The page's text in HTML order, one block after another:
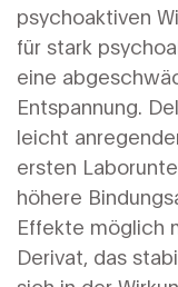
psychoaktiven
für stark
eine
Entspannung.
leicht
ersten
höhere
Effekte möglich
Derivat, das